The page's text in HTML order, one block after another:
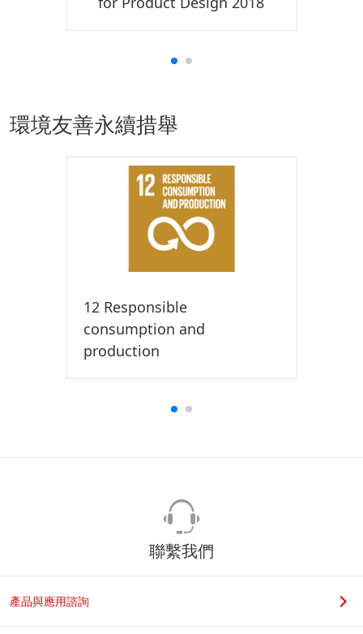
環境友善永續措舉
12 Responsible
consumption and
production
聯繫我們
產品與應用諮詢